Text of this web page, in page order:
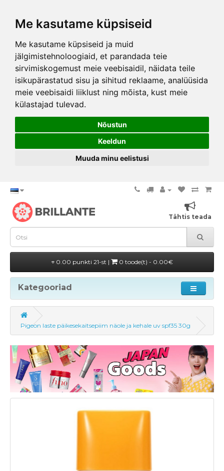
Me kasutame küpsiseid
Me kasutame küpsiseid ja muid
jälgimistehnoloogiaid, et parandada teie
sirvimiskogemust meie veebisaidil, näidata teile
isikupärastatud sisu ja sihitud reklaame, analüüsida
meie veebisaidi liiklust ning mõista, kust meie
külastajad tulevad.
Nõustun
Keeldun
Muuda minu eelistusi
Tähtis teada
0.00 punkti 21-st | 0 toode(t) - 0.00€
Kategooriad
Pigeon laste päikesekaitsepiim näole ja kehale uv spf35 30g